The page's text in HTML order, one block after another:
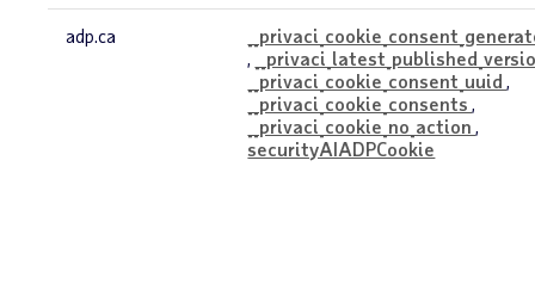
adp.ca
,
__privaci_cookie_consent_uuid,
__privaci_cookie_consents,
__privaci_cookie_no_action,
securityAIADPCookie